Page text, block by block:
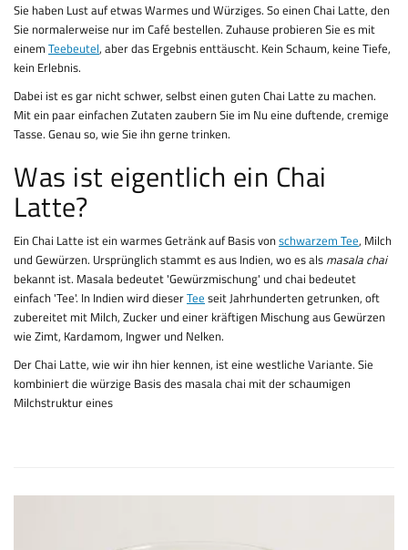
Sie haben Lust auf etwas Warmes und Würziges. So einen Chai Latte, den
Sie normalerweise nur im Café bestellen. Zuhause probieren Sie es mit
einem Teebeutel, aber das Ergebnis enttäuscht. Kein Schaum, keine Tiefe,
kein Erlebnis.
Dabei ist es gar nicht schwer, selbst einen guten Chai Latte zu machen.
Mit ein paar einfachen Zutaten zaubern Sie im Nu eine duftende, cremige
Tasse. Genau so, wie Sie ihn gerne trinken.
Was ist eigentlich ein Chai
Latte?
Ein Chai Latte ist ein warmes Getränk auf Basis vonschwarzem Tee, Milch
und Gewürzen. Ursprünglich stammt es aus Indien, wo es als masala chai
bekannt ist. Masala bedeutet 'Gewürzmischung' und chai bedeutet
einfach 'Tee'. In Indien wird dieserTee seit Jahrhunderten getrunken, oft
zubereitet mit Milch, Zucker und einer kräftigen Mischung aus Gewürzen
wie Zimt, Kardamom, Ingwer und Nelken.
Der Chai Latte, wie wir ihn hier kennen, ist eine westliche Variante. Sie
kombiniert die würzige Basis des masala chai mit der schaumigen
Milchstruktur eines